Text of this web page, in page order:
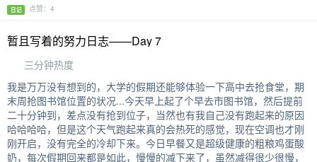
日记 点赞：4
暂且写着的努力日志——Day 7
三分钟热度
我是万万没有想到的，大学的假期还能够体验一下高中去抢食堂，期
末周抢图书馆位置的状况...今天早上起了个早去市图书馆，然后提前
二十分钟到，差点没有抢到位子，当然也有我自己没有跑起来的原因
哈哈哈哈，但是这个天气跑起来真的会热死的感觉，现在空调也才刚
刚开启，没有完全的冷却下来。今日早餐又是超级健康的粗粮鸡蛋酸
奶，每次假期回来都是如此，慢慢的减下来了，虽然减得很少很慢，